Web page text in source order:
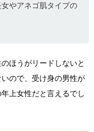
やアネゴ肌タイプの
ほうがリードしないと
ので、受け身の男性が
上女性だと言えるでし